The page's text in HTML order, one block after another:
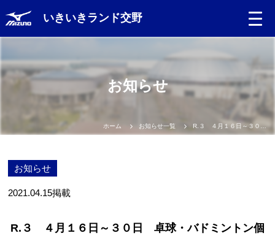
いきいきランド交野
お知らせ
ホーム お知らせ一覧
お知らせ
2021.04.15掲載
R.３ ４月１６日～３０日 卓球・バドミントン個